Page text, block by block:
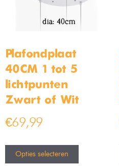
Plafondplaat
40CM 1 tot 5
lichtpunten –
Zwart of Wit
€69,99
Opties selecteren